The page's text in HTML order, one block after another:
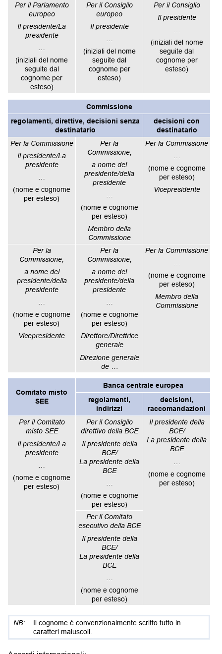
Per il Parlamento
europeo
Il presidente/La
presidente
(iniziali del nome
seguite dal
cognome per
esteso)
Per il Consiglio
europeo
Il presidente
(iniziali del nome
seguite dal
cognome per
esteso)
Per il Consiglio
Il presidente
(iniziali del nome
seguite dal
cognome per
esteso)
Commissione
regolamenti, direttive, decisioni senza
destinatario
decisioni con
destinatario
Per la Commissione
Il presidente/La
presidente
(nome e cognome
per esteso)
Per la
Commissione,
a nome del
presidente/della
presidente
(nome e cognome
per esteso)
Membro della
Commissione
Per la Commissione
(nome e cognome
per esteso)
Vicepresidente
Per la
Commissione,
a nome del
presidente/della
presidente
(nome e cognome
per esteso)
Vicepresidente
Per la
Commissione,
a nome del
presidente/della
presidente
(nome e cognome
per esteso)
Direttore/Direttrice
generale
Direzione generale
de …
Per la Commissione
(nome e cognome
per esteso)
Membro della
Commissione
Comitato misto
SEE
Banca centrale europea
regolamenti,
indirizzi
decisioni,
raccomandazioni
Per il Comitato
misto SEE
Il presidente/La
presidente
(nome e cognome
per esteso)
Per il Consiglio
direttivo della BCE
Il presidente della
BCE/
La presidente della
BCE
(nome e cognome
per esteso)
Il presidente della
BCE/
La presidente della
BCE
(nome e cognome
per esteso)
Per il Comitato
esecutivo della BCE
Il presidente della
BCE/
La presidente della
BCE
(nome e cognome
per esteso)
Il cognome è convenzionalmente scritto tutto in
caratteri maiuscoli.